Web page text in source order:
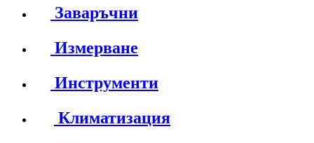
Заваръчни
Измерване
Инструменти
Климатизация